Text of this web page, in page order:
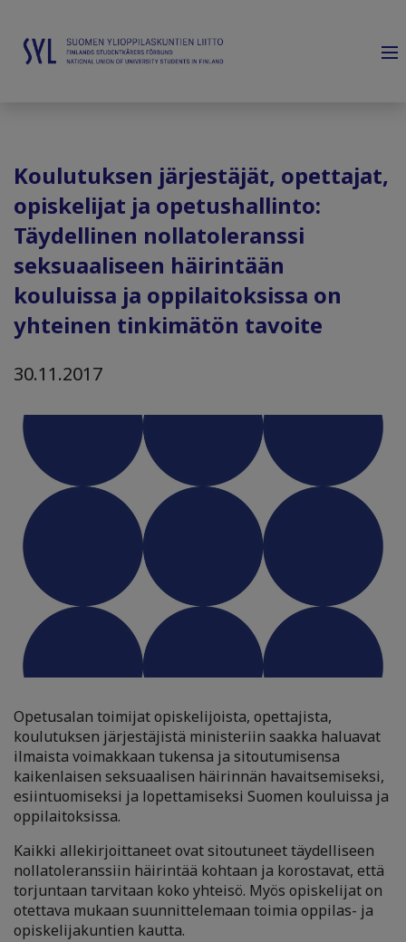
Koulutuksen järjestäjät, opettajat,
opiskelijat ja opetushallinto:
Täydellinen nollatoleranssi
seksuaaliseen häirintään
kouluissa ja oppilaitoksissa on
yhteinen tinkimätön tavoite
30.11.2017
Opetusalan toimijat opiskelijoista, opettajista,
koulutuksen järjestäjistä ministeriin saakka haluavat
ilmaista voimakkaan tukensa ja sitoutumisensa
kaikenlaisen seksuaalisen häirinnän havaitsemiseksi,
esiintuomiseksi ja lopettamiseksi Suomen kouluissa ja
oppilaitoksissa.
Kaikki allekirjoittaneet ovat sitoutuneet täydelliseen
nollatoleranssiin häirintää kohtaan ja korostavat, että
torjuntaan tarvitaan koko yhteisö. Myös opiskelijat on
otettava mukaan suunnittelemaan toimia oppilas- ja
opiskelijakuntien kautta.